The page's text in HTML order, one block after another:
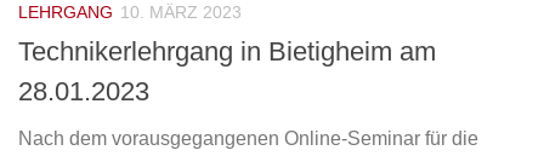
LEHRGANG 10. MÄRZ 2023
Technikerlehrgang in Bietigheim am
28.01.2023
Nach dem vorausgegangenen Online-Seminar für die